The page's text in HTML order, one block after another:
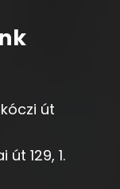
út
129, 1.